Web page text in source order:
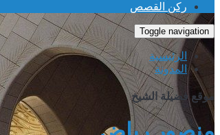
ركن القصص
Toggle navigation
الرئيسية
المدونة
موقع فضيلة الشيخ